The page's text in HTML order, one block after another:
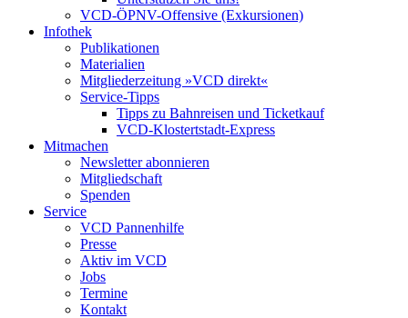
VCD-ÖPNV-Offensive (Exkursionen)
Infothek
Publikationen
Materialien
Mitgliederzeitung »VCD direkt«
Service-Tipps
Tipps zu Bahnreisen und Ticketkauf
VCD-Klostertstadt-Express
Mitmachen
Newsletter abonnieren
Mitgliedschaft
Spenden
Service
VCD Pannenhilfe
Presse
Aktiv im VCD
Jobs
Termine
Kontakt